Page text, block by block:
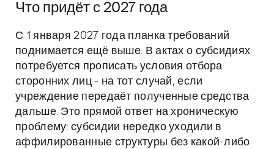
Что придёт с 2027 года
С 1 января 2027 года планка требований
поднимается ещё выше. В актах о субсидиях
потребуется прописать условия отбора
сторонних лиц - на тот случай, если
учреждение передаёт полученные средства
дальше. Это прямой ответ на хроническую
проблему: субсидии нередко уходили в
аффилированные структуры без какой-либо